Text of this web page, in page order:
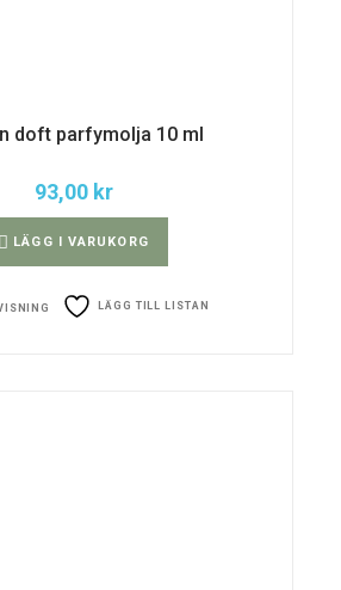
doft parfymolja 10 ml
93,00 kr
LÄGG I VARUKORG
LÄGG TILL LISTAN